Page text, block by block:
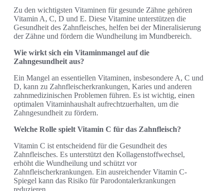
Zu den wichtigsten Vitaminen für gesunde Zähne gehören
Vitamin A, C, D und E. Diese Vitamine unterstützen die
Gesundheit des Zahnfleisches, helfen bei der Mineralisierung
der Zähne und fördern die Wundheilung im Mundbereich.
Wie wirkt sich ein Vitaminmangel auf die
Zahngesundheit aus?
Ein Mangel an essentiellen Vitaminen, insbesondere A, C und
D, kann zu Zahnfleischerkrankungen, Karies und anderen
zahnmedizinischen Problemen führen. Es ist wichtig, einen
optimalen Vitaminhaushalt aufrechtzuerhalten, um die
Zahngesundheit zu fördern.
Welche Rolle spielt Vitamin C für das Zahnfleisch?
Vitamin C ist entscheidend für die Gesundheit des
Zahnfleisches. Es unterstützt den Kollagenstoffwechsel,
erhöht die Wundheilung und schützt vor
Zahnfleischerkrankungen. Ein ausreichender Vitamin C-
Spiegel kann das Risiko für Parodontalerkrankungen
reduzieren.